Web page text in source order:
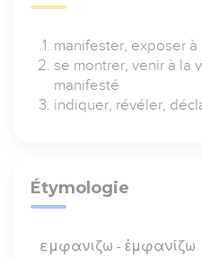
manifester, exposer à
se montrer, venir à la
manifesté
indiquer, révéler,
Étymologie
εμφανιζω - ἐμφανίζω